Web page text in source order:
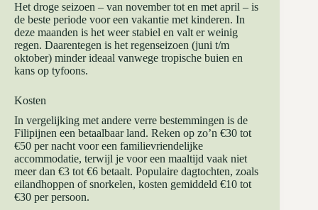
Het droge seizoen – van november tot en met april – is
de beste periode voor een vakantie met kinderen. In
deze maanden is het weer stabiel en valt er weinig
regen. Daarentegen is het regenseizoen (juni t/m
oktober) minder ideaal vanwege tropische buien en
kans op tyfoons.
Kosten
In vergelijking met andere verre bestemmingen is de
Filipijnen een betaalbaar land. Reken op zo’n €30 tot
€50 per nacht voor een familievriendelijke
accommodatie, terwijl je voor een maaltijd vaak niet
meer dan €3 tot €6 betaalt. Populaire dagtochten, zoals
eilandhoppen of snorkelen, kosten gemiddeld €10 tot
€30 per persoon.